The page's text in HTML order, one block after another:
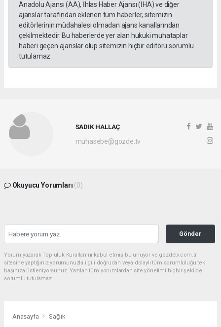
Anadolu Ajansı (AA), İhlas Haber Ajansı (İHA) ve diğer
ajanslar tarafından eklenen tüm haberler, sitemizin
editörlerinin müdahalesi olmadan ajans kanallarından
çekilmektedir. Bu haberlerde yer alan hukuki muhataplar
haberi geçen ajanslar olup sitemizin hiçbir editörü sorumlu
tutulamaz.
SADIK HALLAÇ
muhasebe@gozde.tv
Okuyucu Yorumları (0)
Gönder
Yorum yazarak Topluluk Kuralları’nı kabul etmiş bulunuyor ve gozdetv.com.tr
sitesine yaptığınız yorumunuzla ilgili doğrudan veya dolaylı tüm sorumluluğu tek
başınıza üstleniyorsunuz. Yazılan tüm yorumlardan site yönetimi hiçbir şekilde
sorumlu tutulamaz.
Anasayfa Sağlık